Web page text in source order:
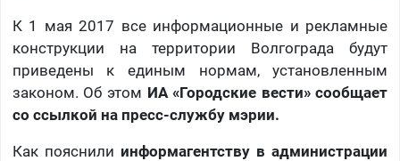
К 1 мая 2017 все информационные и рекламные
конструкции на территории Волгограда будут
приведены к единым нормам, установленным
законом. Об этом ИА «Городские вести» сообщает
со ссылкой на пресс-службу мэрии.
Как пояснили информагентству в администрации